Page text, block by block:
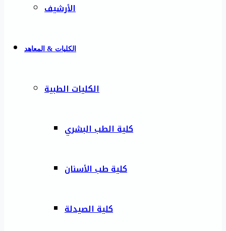
الأرشيف
الكليات & المعاهد
الكليات الطبية
كلية الطب البشري
كلية طب الأسنان
كلية الصيدلة